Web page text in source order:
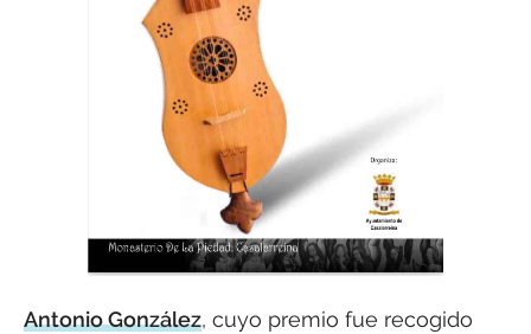
Antonio González, cuyo premio fue recogido